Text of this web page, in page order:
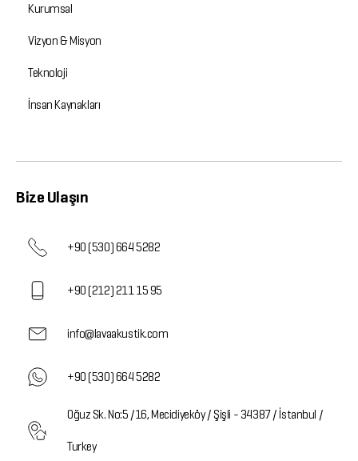
Kurumsal
Vizyon & Misyon
Teknoloji
İnsan Kaynakları
Bize Ulaşın
+90 (530) 664 5282
+90 (212) 211 15 95
info@lavaakustik.com
+90 (530) 664 5282
Oğuz Sk. No:5 /16, Mecidiyeköy / Şişli - 34387 / İstanbul /
Turkey